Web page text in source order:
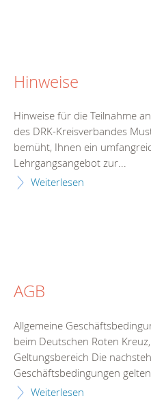
Hinweise
Hinweise für die Teilnahme
des DRK-Kreisverbandes
bemüht, Ihnen ein
Lehrgangsangebot zur...
Weiterlesen
AGB
Allgemeine
beim Deutschen Roten
Geltungsbereich Die
Geschäftsbedingungen gelten
Weiterlesen